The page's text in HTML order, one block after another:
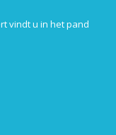
vindt u in het pand